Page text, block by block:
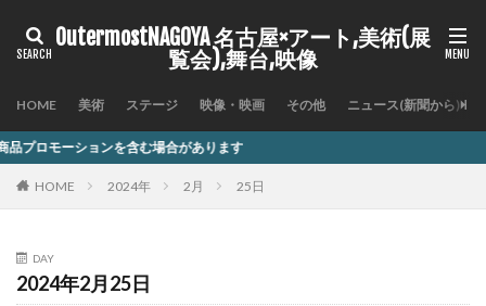
OutermostNAGOYA 名古屋×アート,美術(展
覧会),舞台,映像
HOME 美術 ステージ 映像・映画 その他 ニュース(新聞から)
む場合があります
HOME 2024年 2月 25日
DAY
2024年2月25日